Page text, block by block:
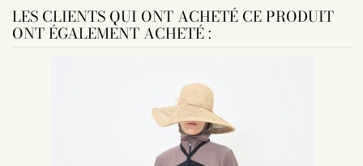
LES CLIENTS QUI ONT ACHETÉ CE PRODUIT
ONT ÉGALEMENT ACHETÉ :